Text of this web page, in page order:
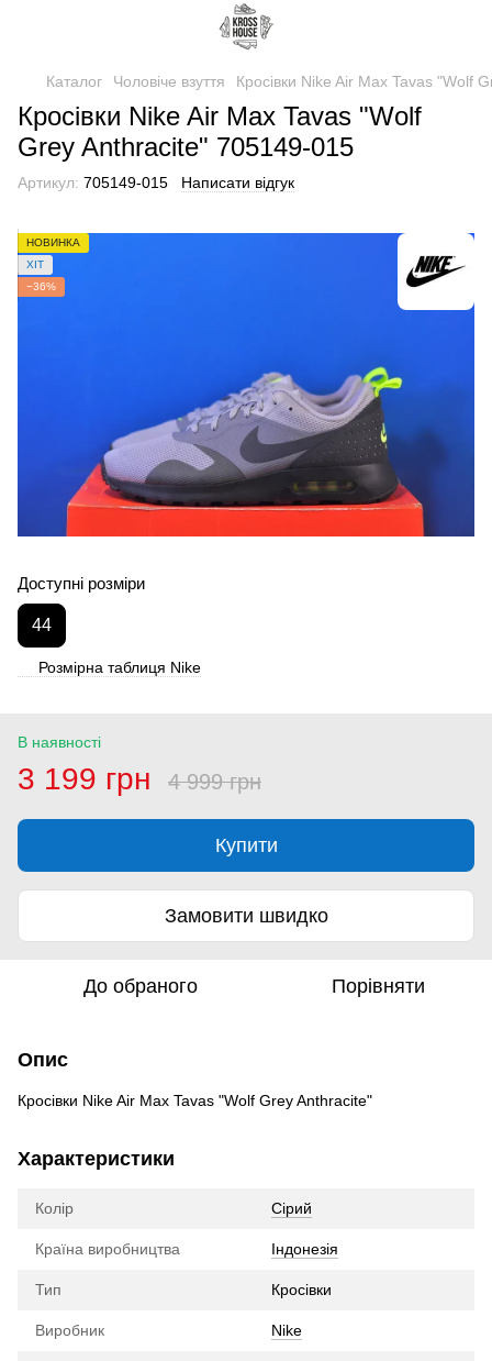
Каталог Чоловіче взуття Кросівки Nike Air Max Tavas "Wolf
Кросівки Nike Air Max Tavas "Wolf
Grey Anthracite" 705149-015
Артикул: 705149-015 Написати відгук
НОВИНКА
ХІТ
−36%
Доступні розміри
44
Розмірна таблиця Nike
В наявності
3 199 грн 4 999 грн
Купити
Замовити швидко
До обраного Порівняти
Опис
Кросівки Nike Air Max Tavas "Wolf Grey Anthracite"
Характеристики
Колір Сірий
Країна виробництва Індонезія
Тип Кросівки
Виробник Nike